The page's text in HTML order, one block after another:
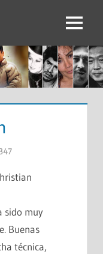
Menú
sido muy
Buenas
técnica,